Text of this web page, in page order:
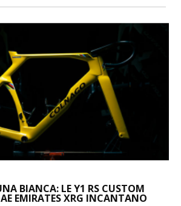
BIANCA: LE Y1 RS CUSTOM
EMIRATES XRG INCANTANO